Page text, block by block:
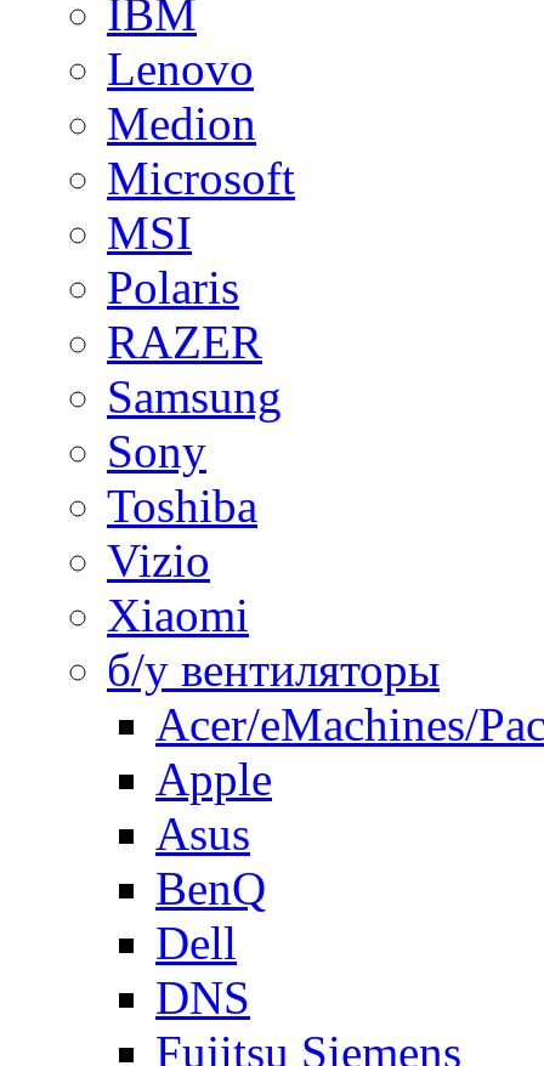
IBM
Lenovo
Medion
Microsoft
MSI
Polaris
RAZER
Samsung
Sony
Toshiba
Vizio
Xiaomi
б/у вентиляторы
Acer/eMachines/
Apple
Asus
BenQ
Dell
DNS
Fujitsu Siemens